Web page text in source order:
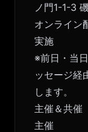
ノ門1-1-3
オンライン
実施
※前日・当
ッセージ経
します。
主催＆共催
主催